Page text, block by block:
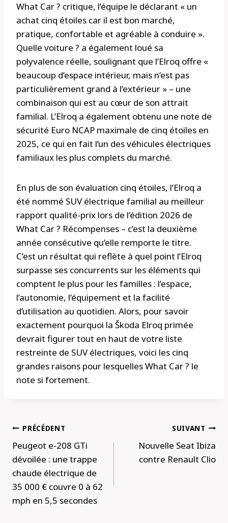
What Car ? critique, l’équipe le déclarant « un
achat cinq étoiles car il est bon marché,
pratique, confortable et agréable à conduire ».
Quelle voiture ? a également loué sa
polyvalence réelle, soulignant que l’Elroq offre «
beaucoup d’espace intérieur, mais n’est pas
particulièrement grand à l’extérieur » – une
combinaison qui est au cœur de son attrait
familial. L’Elroq a également obtenu une note de
sécurité Euro NCAP maximale de cinq étoiles en
2025, ce qui en fait l’un des véhicules électriques
familiaux les plus complets du marché.
En plus de son évaluation cinq étoiles, l’Elroq a
été nommé SUV électrique familial au meilleur
rapport qualité-prix lors de l’édition 2026 de
What Car ? Récompenses – c’est la deuxième
année consécutive qu’elle remporte le titre.
C’est un résultat qui reflète à quel point l’Elroq
surpasse ses concurrents sur les éléments qui
comptent le plus pour les familles : l’espace,
l’autonomie, l’équipement et la facilité
d’utilisation au quotidien. Alors, pour savoir
exactement pourquoi la Škoda Elroq primée
devrait figurer tout en haut de votre liste
restreinte de SUV électriques, voici les cinq
grandes raisons pour lesquelles What Car ? le
note si fortement.
Navigation
de
l’article
PRÉCÉDENT
Peugeot e-208 GTi
dévoilée : une trappe
chaude électrique de
35 000 € couvre 0 à 62
mph en 5,5 secondes
SUIVANT
Nouvelle Seat Ibiza
contre Renault Clio